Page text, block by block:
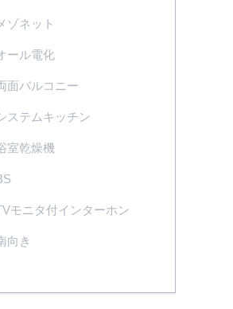
ゾネット
ール電化
面バルコニー
ステムキッチン
室乾燥機
モニタ付インターホン
向き